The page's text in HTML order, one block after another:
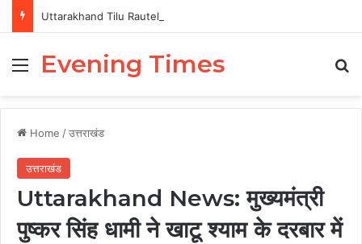
MenuEvening Times
Home /उत्तराखंड
उत्तराखंड
Uttarakhand News: मुख्यमंत्री
पुष्कर सिंह धामी ने खाटू श्याम के दरबार में